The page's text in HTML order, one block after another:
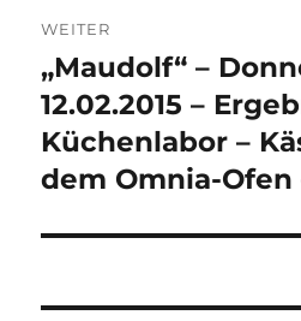
WEITER
Nächster
Beitrag:
„Maudolf“ –
12.02.2015 –
Küchenlabor –
dem Omnia-Ofen